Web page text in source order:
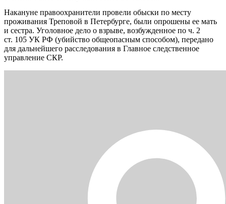
Накануне правоохранители провели обыски по месту
проживания Треповой в Петербурге, были опрошены ее мать
и сестра. Уголовное дело о взрыве, возбужденное по ч. 2
ст. 105 УК РФ (убийство общеопасным способом), передано
для дальнейшего расследования в Главное следственное
управление СКР.